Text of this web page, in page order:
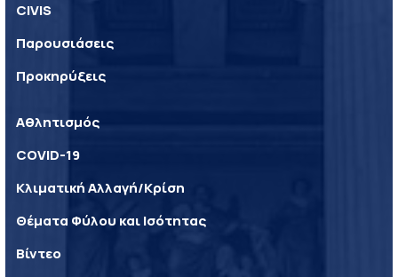
CIVIS
Παρουσιάσεις
Προκηρύξεις
Αθλητισμός
COVID-19
Κλιματική Αλλαγή/Κρίση
Θέματα Φύλου και Ισότητας
Βίντεο